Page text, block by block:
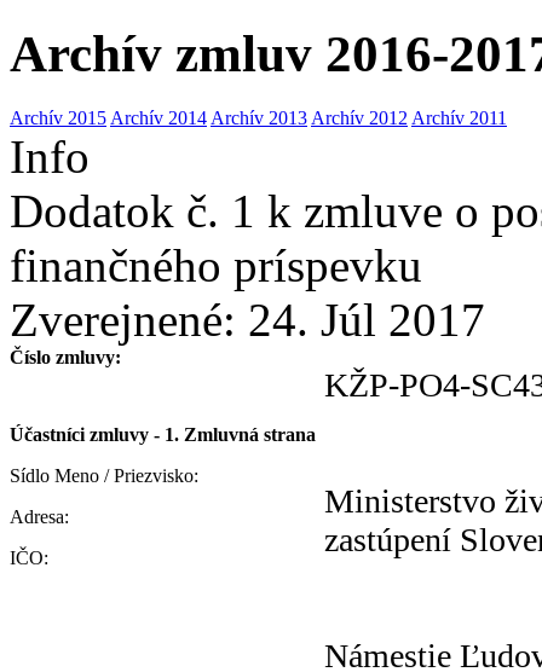
Archív zmluv 2016-
Archív 2015 Archív 2014 Archív 2013 Archív 2012 Archív 2011
Info
Dodatok č. 1 k zmluve o
finančného príspevku
Zverejnené: 24. Júl 2017
Číslo zmluvy:
KŽP-PO4-
Účastníci zmluvy - 1. Zmluvná strana
Sídlo Meno / Priezvisko:
Adresa:
IČO:
Ministerstvo
zastúpení
Námestie